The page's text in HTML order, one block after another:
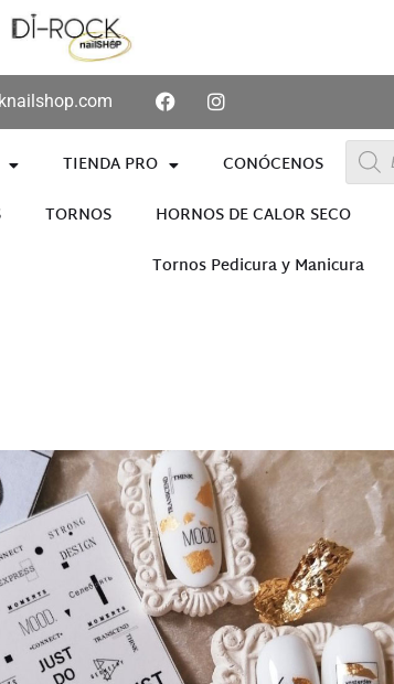
TIENDA PRO CONÓCENOS
TORNOS HORNOS DE CALOR SECO
Tornos Pedicura y Manicura